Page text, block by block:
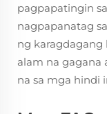
pagpapatingin
nagpapanatag
ng
alam na gagana
na sa mga hindi